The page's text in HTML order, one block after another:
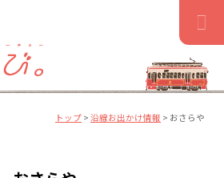
トップ > 沿線お出かけ情報 > おさらや